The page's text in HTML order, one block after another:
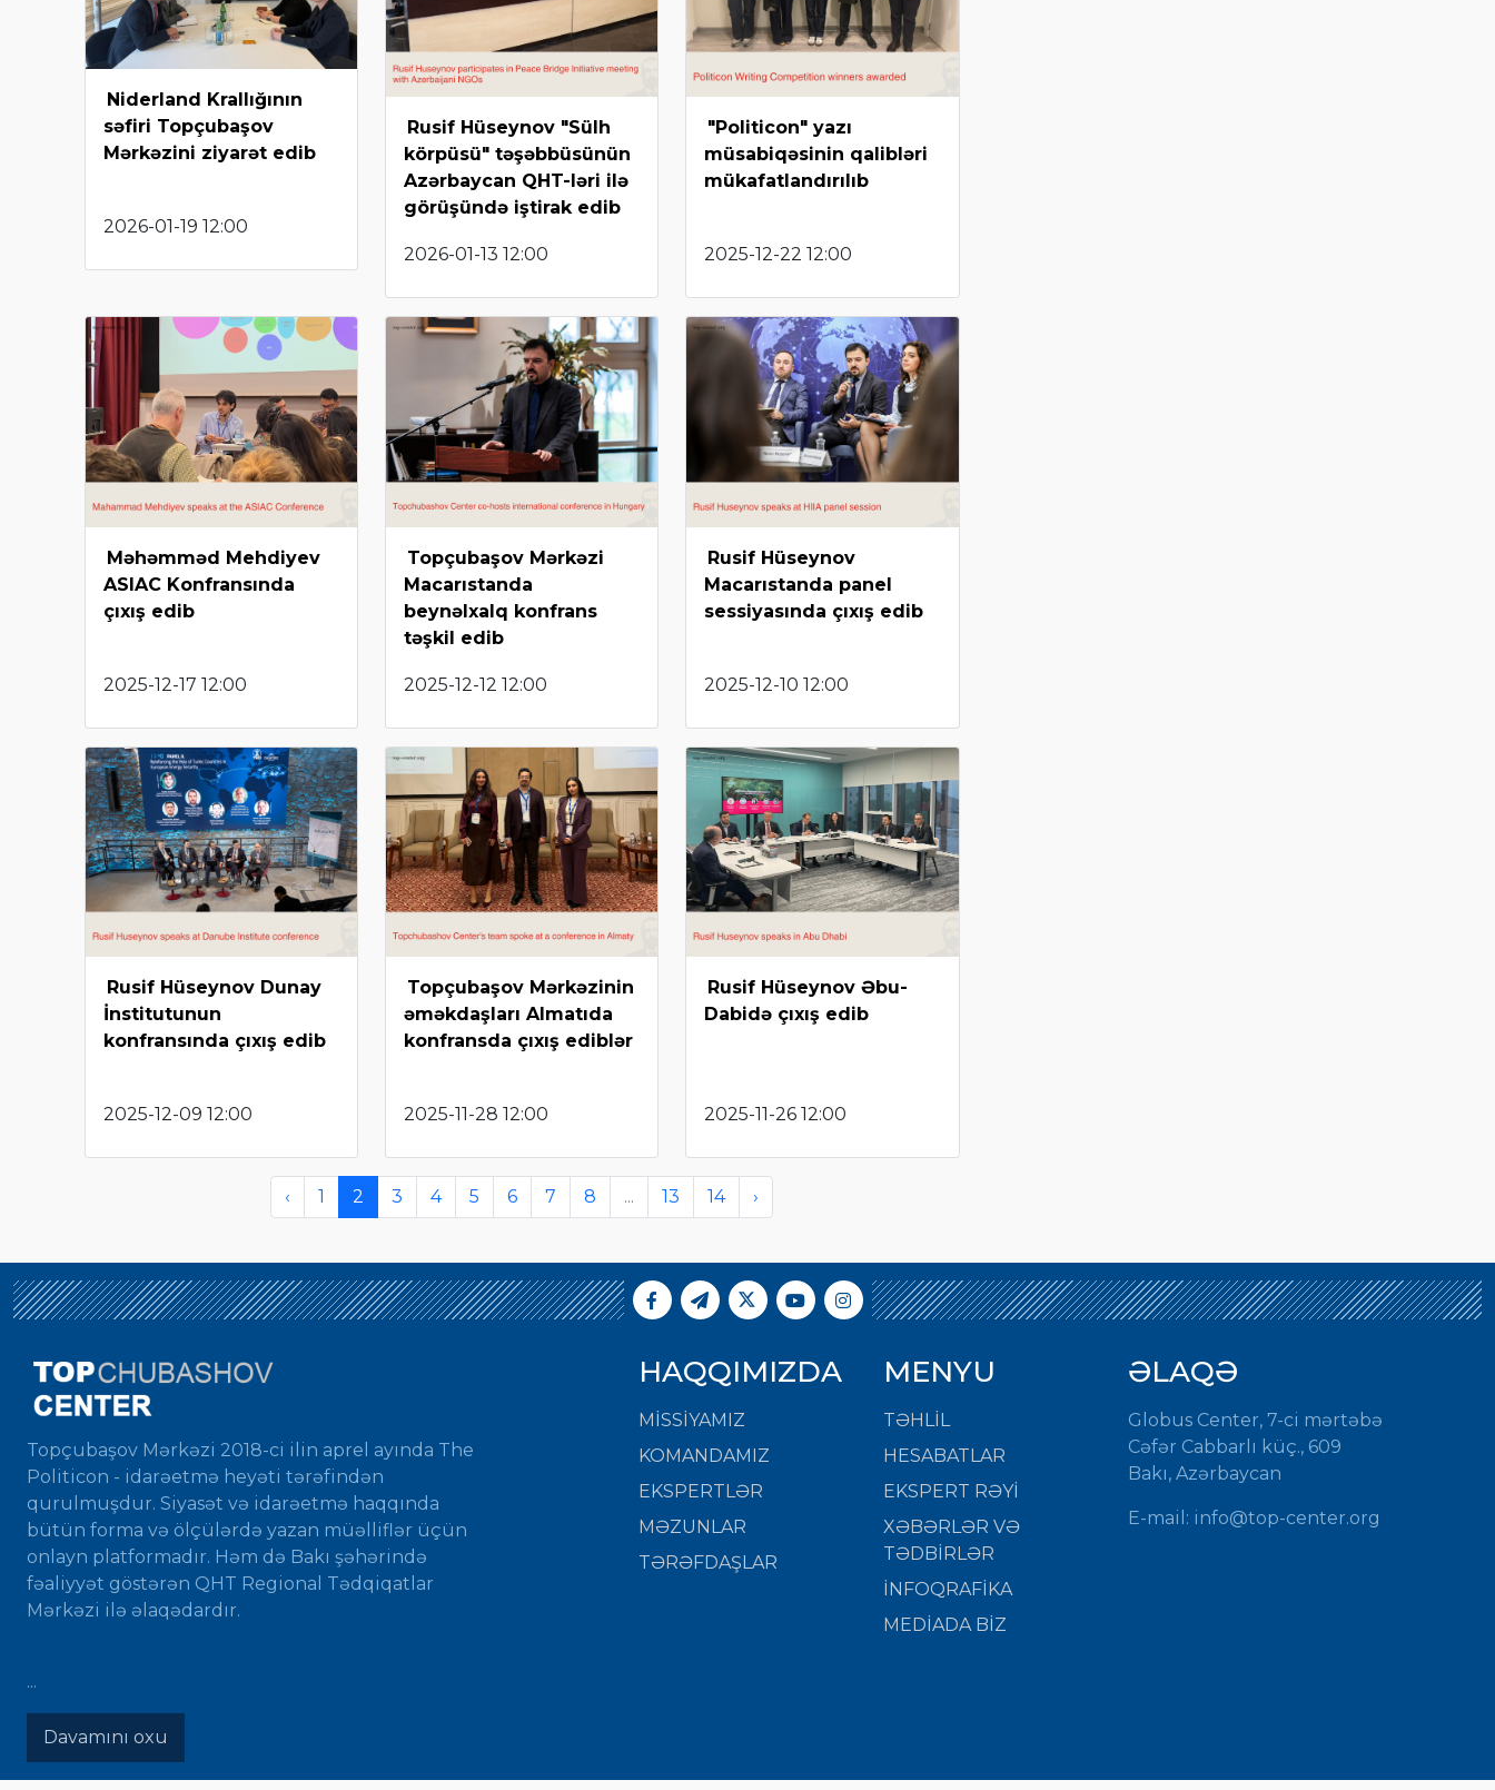
Niderland Krallığının
səfiri Topçubaşov
Mərkəzini ziyarət edib
2026-01-19 12:00
Rusif Hüseynov "Sülh
körpüsü" təşəbbüsünün
Azərbaycan QHT-ləri ilə
görüşündə iştirak edib
2026-01-13 12:00
"Politicon" yazı
müsabiqəsinin qalibləri
mükafatlandırılıb
2025-12-22 12:00
Məhəmməd Mehdiyev
ASIAC Konfransında
çıxış edib
2025-12-17 12:00
Topçubaşov Mərkəzi
Macarıstanda
beynəlxalq konfrans
təşkil edib
2025-12-12 12:00
Rusif Hüseynov
Macarıstanda panel
sessiyasında çıxış edib
2025-12-10 12:00
Rusif Hüseynov Dunay
İnstitutunun
konfransında çıxış edib
2025-12-09 12:00
Topçubaşov Mərkəzinin
əməkdaşları Almatıda
konfransda çıxış ediblər
2025-11-28 12:00
Rusif Hüseynov Əbu-
Dabidə çıxış edib
2025-11-26 12:00
‹ 1 2 3 4 5 6 7 8 ... 13 14 ›
Topçubaşov Mərkəzi 2018-ci ilin aprel ayında The
Politicon - idarəetmə heyəti tərəfindən
qurulmuşdur. Siyasət və idarəetmə haqqında
bütün forma və ölçülərdə yazan müəlliflər üçün
onlayn platformadır. Həm də Bakı şəhərində
fəaliyyət göstərən QHT Regional Tədqiqatlar
Mərkəzi ilə əlaqədardır.
...
Davamını oxu
HAQQIMIZDA
MISSIYAMIZ
KOMANDAMIZ
EKSPERTLƏR
MƏZUNLAR
TƏRƏFDAŞLAR
MENYU
TƏHLİL
HESABATLAR
EKSPERT RƏYİ
XƏBƏRLƏR VƏ
TƏDBİRLƏR
İNFOQRAFİKA
MEDİADA BİZ
ƏLAQƏ
Globus Center, 7-ci mərtəbə
Cəfər Cabbarlı küç., 609
Bakı, Azərbaycan
E-mail: info@top-center.org